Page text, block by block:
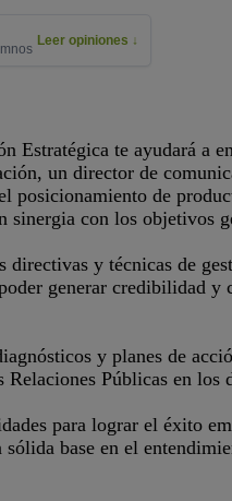
Leer opiniones ↓
Estratégica te ayudará a
un director de
posicionamiento de
sinergia con los objetivos
directivas y técnicas de
generar credibilidad
y planes de
Relaciones Públicas en los
para lograr el éxito
base en el